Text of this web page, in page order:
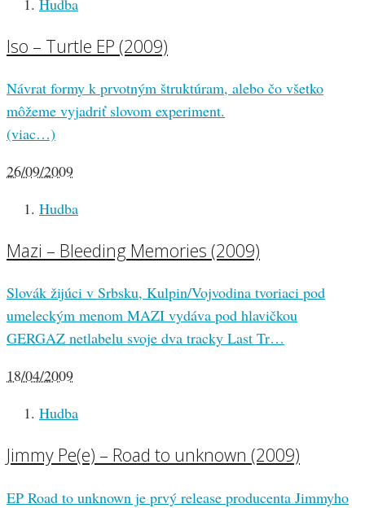
Hudba
Iso – Turtle EP (2009)
Návrat formy k prvotným štruktúram, alebo čo všetko
môžeme vyjadriť slovom experiment.
(viac…)
26/09/2009
Hudba
Mazi – Bleeding Memories (2009)
Slovák žijúci v Srbsku, Kulpin/Vojvodina tvoriaci pod
umeleckým menom MAZI vydáva pod hlavičkou
GERGAZ netlabelu svoje dva tracky Last Tr…
18/04/2009
Hudba
Jimmy Pe(e) – Road to unknown (2009)
EP Road to unknown je prvý release producenta Jimmyho